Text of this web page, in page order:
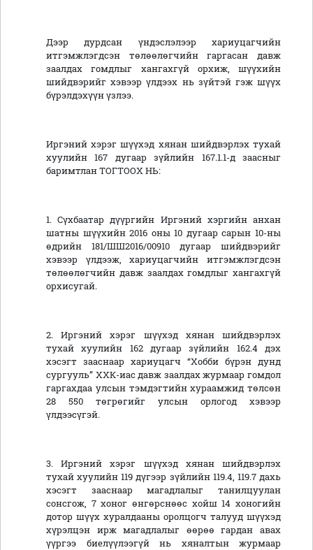
Дээр дурдсан үндэслэлээр хариуцагчийн
итгэмжлэгдсэн төлөөлөгчийн гаргасан давж
заалдах гомдлыг хангахгүй орхиж, шүүхийн
шийдвэрийг хэвээр үлдээх нь зүйтэй гэж шүүх
бүрэлдэхүүн үзлээ.
Иргэний хэрэг шүүхэд хянан шийдвэрлэх тухай
хуулийн 167 дугаар зүйлийн 167.1.1-д заасныг
баримтлан ТОГТООХ НЬ:
1. Сүхбаатар дүүргийн Иргэний хэргийн анхан
шатны шүүхийн 2016 оны 10 дугаар сарын 10-ны
өдрийн 181/ШШ2016/00910 дугаар шийдвэрийг
хэвээр үлдээж, хариуцагчийн итгэмжлэгдсэн
төлөөлөгчийн давж заалдах гомдлыг хангахгүй
орхисугай.
2. Иргэний хэрэг шүүхэд хянан шийдвэрлэх
тухай хуулийн 162 дугаар зүйлийн 162.4 дэх
хэсэгт зааснаар хариуцагч “Хобби бүрэн дунд
сургууль” ХХК-иас давж заалдах журмаар гомдол
гаргахдаа улсын тэмдэгтийн хураамжид төлсөн
28 550 төгрөгийг улсын орлогод хэвээр
үлдээсүгэй.
3. Иргэний хэрэг шүүхэд хянан шийдвэрлэх
тухай хуулийн 119 дүгээр зүйлийн 119.4, 119.7 дахь
хэсэгт зааснаар магадлалыг танилцуулан
сонсгож, 7 хоног өнгөрснөөс хойш 14 хоногийн
дотор шүүх хуралдааны оролцогч талууд шүүхэд
хүрэлцэн ирж магадлалыг өөрөө гардан авах
үүргээ биелүүлээгүй нь хяналтын журмаар